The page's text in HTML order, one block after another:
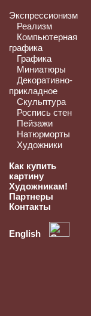
Экспрессионизм
Реализм
Компьютерная
графика
Графика
Миниатюры
Декоративно-
прикладное
Скульптура
Роспись стен
Пейзажи
Натюрморты
Художники
Как купить
картину
Художникам!
Партнеры
Контакты
English